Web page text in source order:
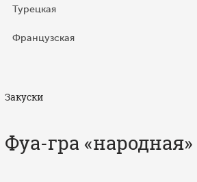
Турецкая
Французская
Закуски
Фуа-гра «народная»